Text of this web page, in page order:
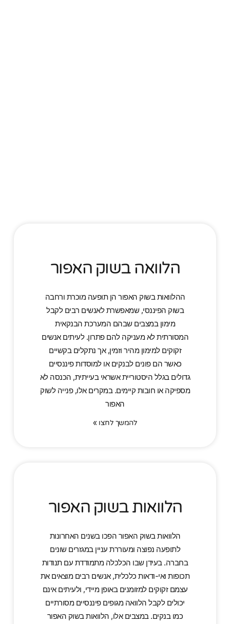
הלוואה בשוק האפור
ההלוואות בשוק האפור הן תופעה מוכרת ורחבה
בשוק הפיננסי, שמאפשרת לאנשים רבים לקבל
מימון במצבים שבהם המערכת הבנקאית
המסורתית לא מעניקה להם פתרון. לעיתים אנשים
זקוקים למימון מהיר וזמין, אך נתקלים בקשיים
כאשר הם פונים לבנקים או למוסדות פיננסיים
גדולים בגלל היסטוריית אשראי בעייתית, הכנסה לא
מספיקה או חובות קיימים. במקרים אלו, פנייה לשוק
האפור
להמשך לחצו »
הלוואות בשוק האפור
הלוואות בשוק האפור הפכו בשנים האחרונות
לתופעה נפוצה ומעוררת עניין במגזרים שונים
בחברה. בעידן שבו הכלכלה מתמודדת עם תנודות
תכופות ואי-ודאות כלכלית, אנשים רבים מוצאים את
עצמם זקוקים למזומנים באופן מיידי, ולעיתים אינם
יכולים לקבל הלוואה מגופים פיננסיים מסורתיים
כמו בנקים. במצבים אלו, הלוואות בשוק האפור